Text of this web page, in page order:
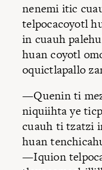
nenemi itic
telpocacoyotl
in cuauh
huan coyotl
oquictlapallo
—Quenin ti
niquiihta ye
cuauh ti tzatzi
huan
—Iquion